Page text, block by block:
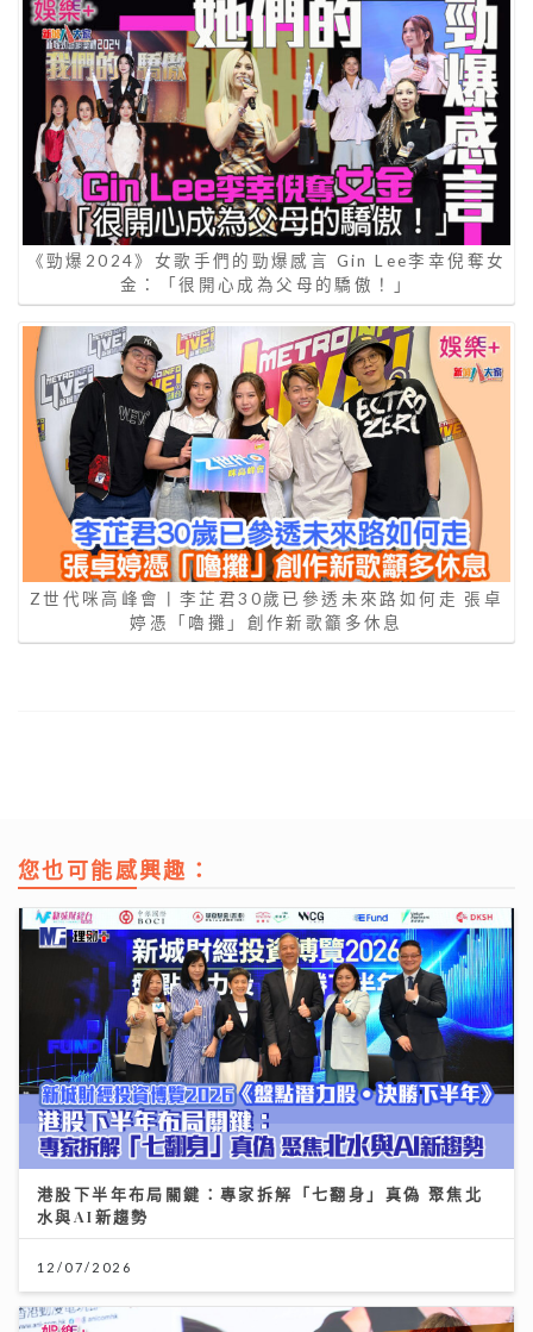
《勁爆2024》女歌手們的勁爆感言 Gin Lee李幸倪奪女
金：「很開心成為父母的驕傲！」
Z世代咪高峰會丨李芷君30歲已參透未來路如何走 張卓
婷憑「嚕攤」創作新歌籲多休息
您也可能感興趣：
港股下半年布局關鍵：專家拆解「七翻身」真偽 聚焦北
水與AI新趨勢
12/07/2026